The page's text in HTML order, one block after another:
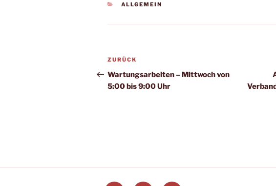
KATEGORIEN
ALLGEMEIN
Beitragsnavigation
Vorheriger
Beitrag
ZURÜCK
Wartungsarbeiten – Mittwoch von
5:00 bis 9:00 Uhr